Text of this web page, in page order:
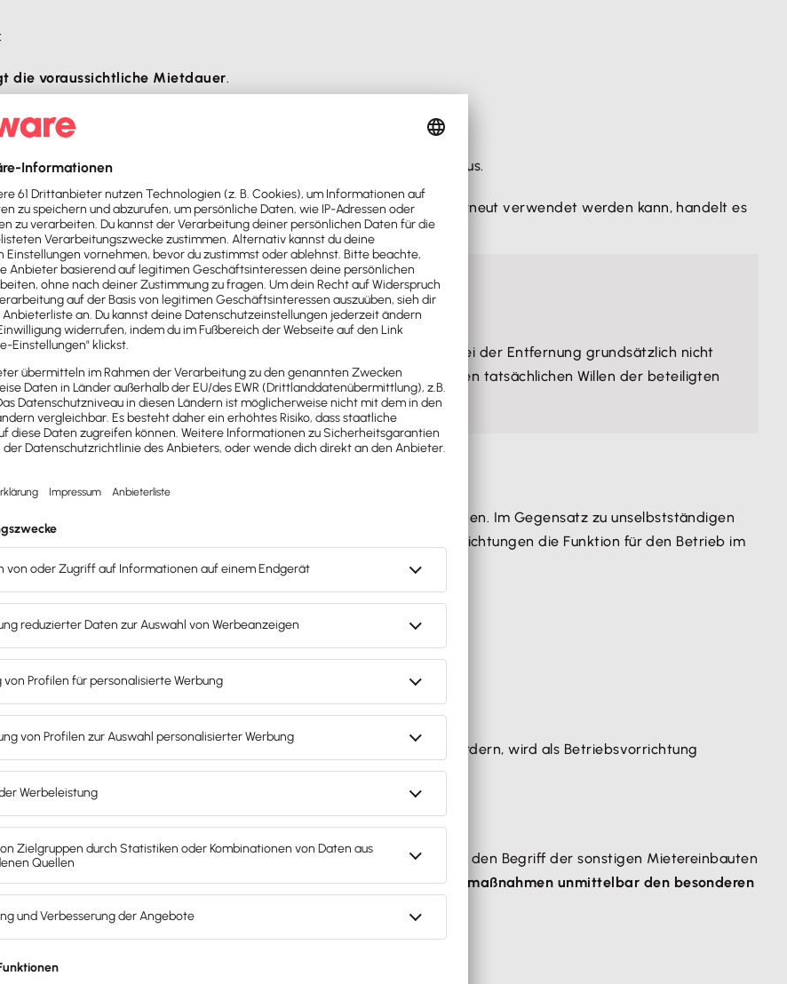
die voraussichtliche Mietdauer.
Ausbau einen
Beendigung des Mietverhältnisses
beim Ausbau schließt die Einstufung als Scheinbestandteil nicht aus.
in einer gemieteten Bürofläche. Da das System nach Ausbau erneut verwendet werden kann, handelt es
Bauweise eines Einbaus und dessen mögliche Zerstörung bei der Entfernung grundsätzlich nicht
derGesamtheit aller Umständeentscheidend sein, um den tatsächlichen Willen der beteiligten
die
dienen. Im Gegensatz zu unselbstständigen
(z. B. Heizung oder Beleuchtung), steht bei Betriebsvorrichtungen die Funktion für den Betrieb im
aus:
.
.
Vorrichtung und den Betriebsabläufen.
dazu dient, Rohstoffe zwischen den Produktionsebenen zu befördern, wird als Betriebsvorrichtung
noch als Betriebsvorrichtungen einzustufen, werden sie unter den Begriff der sonstigen Mietereinbauten
als wirtschaftlicher Eigentümer der Umbautengilt, oder dieBaumaßnahmen unmittelbar den besonderen